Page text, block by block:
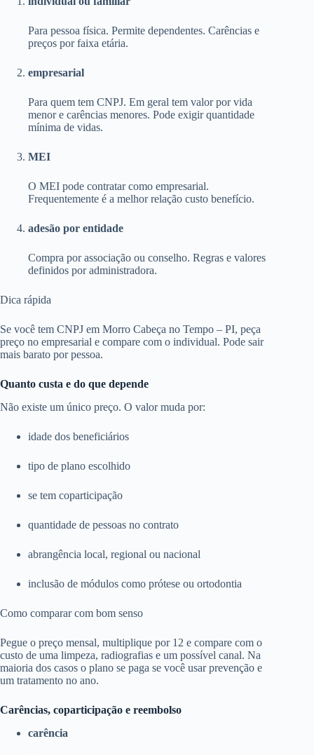
Para pessoa física. Permite dependentes. Carências e
preços por faixa etária.
empresarial
Para quem tem CNPJ. Em geral tem valor por vida
menor e carências menores. Pode exigir quantidade
mínima de vidas.
MEI
O MEI pode contratar como empresarial.
Frequentemente é a melhor relação custo benefício.
adesão por entidade
Compra por associação ou conselho. Regras e valores
definidos por administradora.
Dica rápida
Se você tem CNPJ em Morro Cabeça no Tempo – PI, peça
preço no empresarial e compare com o individual. Pode sair
mais barato por pessoa.
Quanto custa e do que depende
Não existe um único preço. O valor muda por:
idade dos beneficiários
tipo de plano escolhido
se tem coparticipação
quantidade de pessoas no contrato
abrangência local, regional ou nacional
inclusão de módulos como prótese ou ortodontia
Como comparar com bom senso
Pegue o preço mensal, multiplique por 12 e compare com o
custo de uma limpeza, radiografias e um possível canal. Na
maioria dos casos o plano se paga se você usar prevenção e
um tratamento no ano.
Carências, coparticipação e reembolso
carência